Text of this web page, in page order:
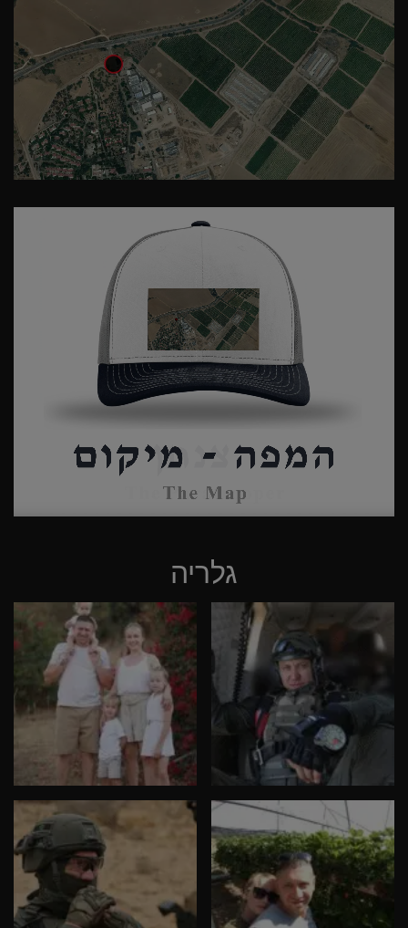
גלריה